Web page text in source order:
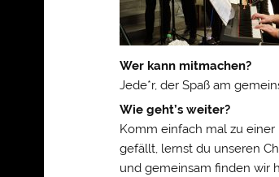
Wer kann mitmachen?
Jede*r, der Spaß am
Wie geht’s weiter?
Komm einfach mal zu einer
gefällt, lernst du unseren
und gemeinsam finden wir